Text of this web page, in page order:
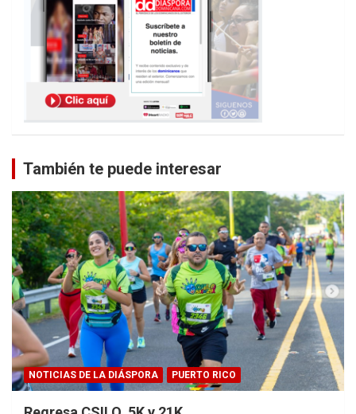
También te puede interesar
NOTICIAS DE LA DIÁSPORA PUERTO RICO